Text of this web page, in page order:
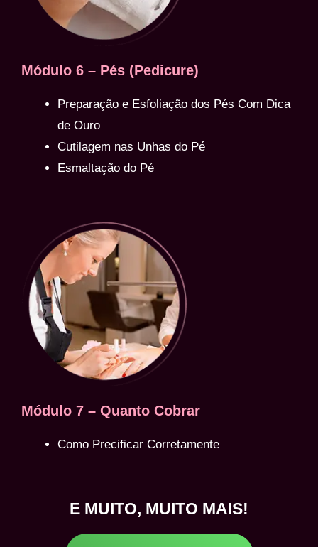
Módulo 6 – Pés (Pedicure)
Preparação e Esfoliação dos Pés Com Dica
de Ouro
Cutilagem nas Unhas do Pé
Esmaltação do Pé
Módulo 7 – Quanto Cobrar
Como Precificar Corretamente
E MUITO, MUITO MAIS!